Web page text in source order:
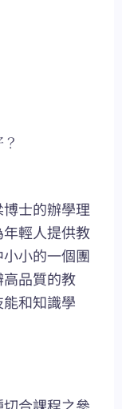
士的辦學理
輕人提供教
小的一個團
品質的教
和知識學
合課程之參